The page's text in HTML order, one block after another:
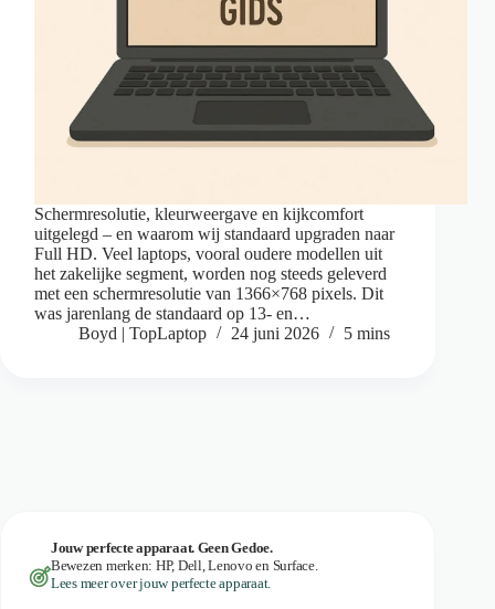
Schermresolutie, kleurweergave en kijkcomfort
uitgelegd – en waarom wij standaard upgraden naar
Full HD. Veel laptops, vooral oudere modellen uit
het zakelijke segment, worden nog steeds geleverd
met een schermresolutie van 1366×768 pixels. Dit
was jarenlang de standaard op 13- en…
Boyd | TopLaptop
24 juni 2026 5 mins
Jouw perfecte apparaat. Geen Gedoe.
Bewezen merken: HP, Dell, Lenovo en Surface.
Lees meer over jouw perfecte apparaat.